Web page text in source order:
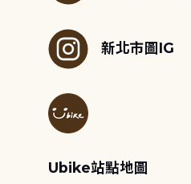
新北市圖IG
Ubike站點地圖